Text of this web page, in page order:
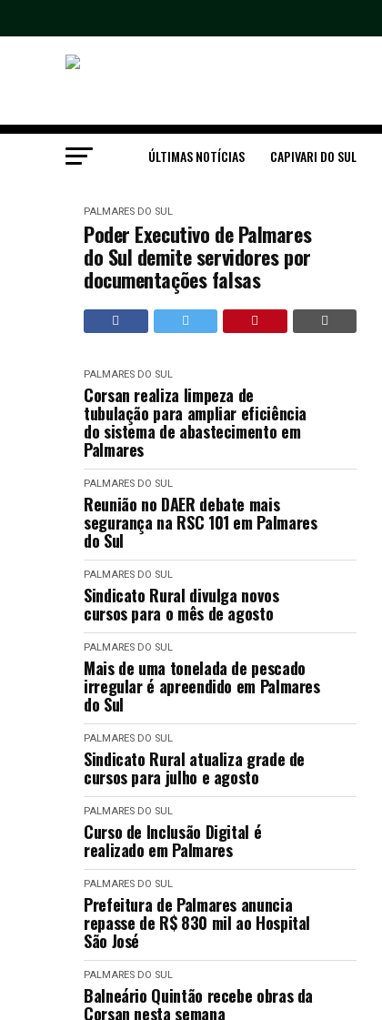
ÚLTIMAS NOTÍCIAS CAPIVARI DO SUL
PALMARES DO SUL
Poder Executivo de Palmares
do Sul demite servidores por
documentações falsas
PALMARES DO SUL
Corsan realiza limpeza de
tubulação para ampliar eficiência
do sistema de abastecimento em
Palmares
PALMARES DO SUL
Reunião no DAER debate mais
segurança na RSC 101 em Palmares
do Sul
PALMARES DO SUL
Sindicato Rural divulga novos
cursos para o mês de agosto
PALMARES DO SUL
Mais de uma tonelada de pescado
irregular é apreendido em Palmares
do Sul
PALMARES DO SUL
Sindicato Rural atualiza grade de
cursos para julho e agosto
PALMARES DO SUL
Curso de Inclusão Digital é
realizado em Palmares
PALMARES DO SUL
Prefeitura de Palmares anuncia
repasse de R$ 830 mil ao Hospital
São José
PALMARES DO SUL
Balneário Quintão recebe obras da
Corsan nesta semana